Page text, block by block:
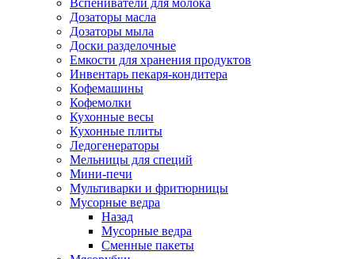
Вспениватели для молока
Дозаторы масла
Дозаторы мыла
Доски разделочные
Емкости для хранения продуктов
Инвентарь пекаря-кондитера
Кофемашины
Кофемолки
Кухонные весы
Кухонные плиты
Ледогенераторы
Мельницы для специй
Мини-печи
Мультиварки и фритюрницы
Мусорные ведра
Назад
Мусорные ведра
Сменные пакеты